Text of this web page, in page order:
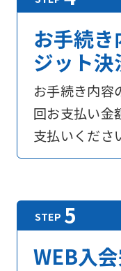
お手続
ジット決
お手続き内容
回お支払い金
支払いくださ
WEB入